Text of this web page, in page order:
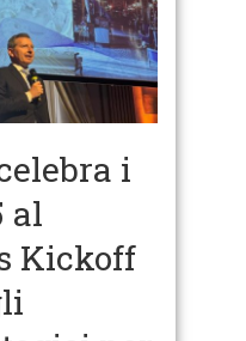
i
al
Kickoff